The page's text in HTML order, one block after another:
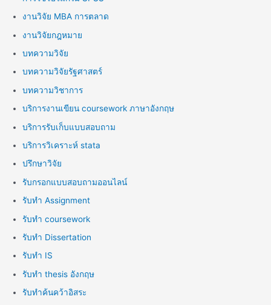
งานวิจัย MBA การตลาด
งานวิจัยกฎหมาย
บทความวิจัย
บทความวิจัยรัฐศาสตร์
บทความวิชาการ
บริการงานเขียน coursework ภาษาอังกฤษ
บริการรับเก็บแบบสอบถาม
บริการวิเคราะห์ stata
ปรึกษาวิจัย
รับกรอกแบบสอบถามออนไลน์
รับทำ Assignment
รับทำ coursework
รับทำ Dissertation
รับทำ IS
รับทำ thesis อังกฤษ
รับทำค้นคว้าอิสระ